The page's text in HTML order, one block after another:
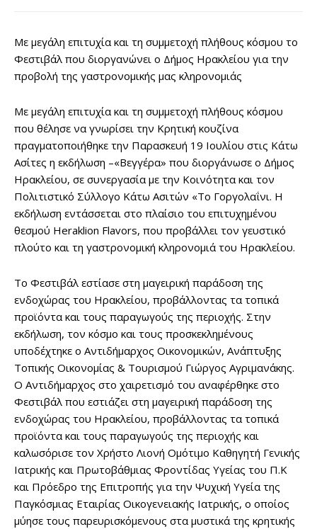
Με μεγάλη επιτυχία και τη συμμετοχή πλήθους κόσμου το
Φεστιβάλ που διοργανώνει ο Δήμος Ηρακλείου για την
προβολή της γαστρονομικής μας κληρονομιάς
Με μεγάλη επιτυχία και τη συμμετοχή πλήθους κόσμου
που θέλησε να γνωρίσει την Κρητική κουζίνα
πραγματοποιήθηκε την Παρασκευή 19 Ιουλίου στις Κάτω
Ασίτες η εκδήλωση –«Βεγγέρα» που διοργάνωσε ο Δήμος
Ηρακλείου, σε συνεργασία με την Κοινότητα και τον
Πολιτιστικό Σύλλογο Κάτω Ασιτών «Το Γοργολαΐνι. Η
εκδήλωση εντάσσεται στο πλαίσιο του επιτυχημένου
θεσμού Heraklion Flavors, που προβάλλει τον γευστικό
πλούτο και τη γαστρονομική κληρονομιά του Ηρακλείου.
Το Φεστιβάλ εστίασε στη μαγειρική παράδοση της
ενδοχώρας του Ηρακλείου, προβάλλοντας τα τοπικά
προϊόντα και τους παραγωγούς της περιοχής. Στην
εκδήλωση, τον κόσμο και τους προσκεκλημένους
υποδέχτηκε ο Αντιδήμαρχος Οικονομικών, Ανάπτυξης
Τοπικής Οικονομίας & Τουρισμού Γιώργος Αγριμανάκης.
Ο Αντιδήμαρχος στο χαιρετισμό του αναφέρθηκε στο
Φεστιβάλ που εστιάζει στη μαγειρική παράδοση της
ενδοχώρας του Ηρακλείου, προβάλλοντας τα τοπικά
προϊόντα και τους παραγωγούς της περιοχής και
καλωσόρισε τον Χρήστο Λιονή Ομότιμο Καθηγητή Γενικής
Ιατρικής και Πρωτοβάθμιας Φροντίδας Υγείας του Π.Κ
και Πρόεδρο της Επιτροπής για την Ψυχική Υγεία της
Παγκόσμιας Εταιρίας Οικογενειακής Ιατρικής, ο οποίος
μύησε τους παρευρισκόμενους στα μυστικά της κρητικής